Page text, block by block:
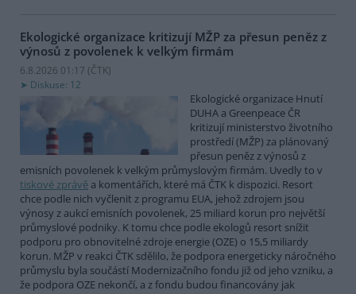
Ekologické organizace kritizují MŽP za přesun peněz z
výnosů z povolenek k velkým firmám
6.8.2026 01:17 (ČTK)
Diskuse: 12
Ekologické organizace Hnutí
DUHA a Greenpeace ČR
kritizují ministerstvo životního
prostředí (MŽP) za plánovaný
přesun peněz z výnosů z
emisních povolenek k velkým průmyslovým firmám. Uvedly to v
tiskové zprávě a komentářích, které má ČTK k dispozici. Resort
chce podle nich vyčlenit z programu EUA, jehož zdrojem jsou
výnosy z aukcí emisních povolenek, 25 miliard korun pro největší
průmyslové podniky. K tomu chce podle ekologů resort snížit
podporu pro obnovitelné zdroje energie (OZE) o 15,5 miliardy
korun. MŽP v reakci ČTK sdělilo, že podpora energeticky náročného
průmyslu byla součástí Modernizačního fondu již od jeho vzniku, a
že podpora OZE nekončí, a z fondu budou financovány jak